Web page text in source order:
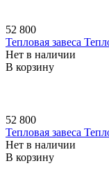
52 800
Тепловая завеса
Нет в наличии
В корзину
52 800
Тепловая завеса
Нет в наличии
В корзину